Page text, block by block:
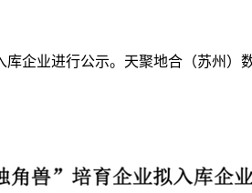
企业进行公示。天聚地合（苏州